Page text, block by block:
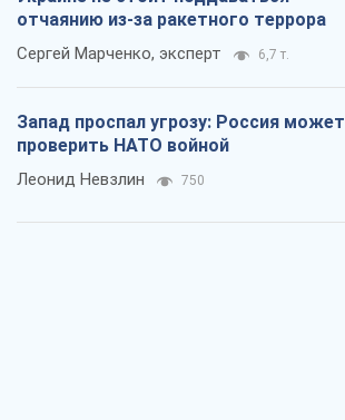
отчаянию из-за ракетного террора
Сергей Марченко, эксперт 6,7 т.
Запад проспал угрозу: Россия может
проверить НАТО войной
Леонид Невзлин 750